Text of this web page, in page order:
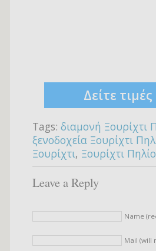
Δείτε
Tags: διαμονή Ξουρίχτι
ξενοδοχεία Ξουρίχτι
Ξουρίχτι, Ξουρίχτι
Leave a Reply
Name
Mail (will